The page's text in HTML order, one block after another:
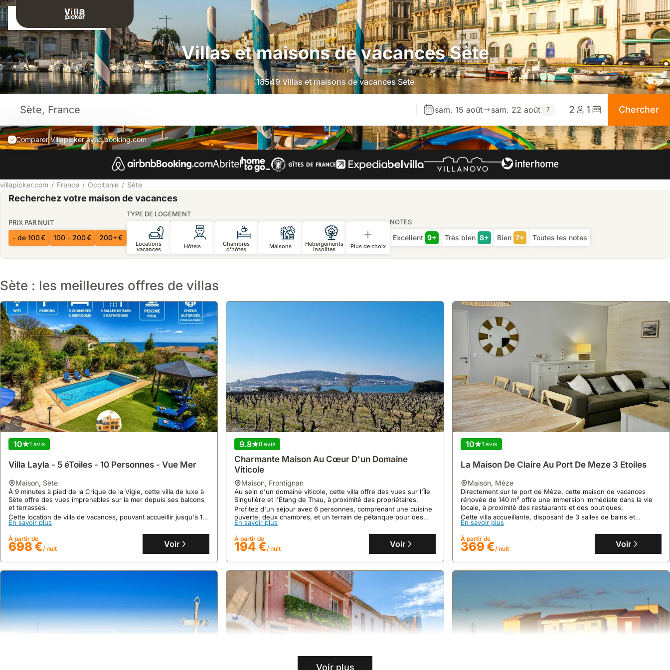
Connexion
Villas et maisons de vacances Sète
18549 Villas et maisons de vacances Sète
sam. 15 août sam. 22 août 7 2 1 Chercher
Comparer Villapicker avec booking.com
villapicker.com France Occitanie Sète
Recherchez votre maison de vacances
PRIX PAR NUIT
- de 100 € 100 - 200 € 200+ €
TYPE DE LOGEMENT
Locations
vacances Hôtels Chambres
d’hôtes Maisons Hébergements
insolites Plus de choix
NOTES
Excellent 9+ Très bien 8+ Bien 7+ Toutes les notes
Sète : les meilleures offres de villas
10 1 avis
Villa Layla - 5 éToiles - 10 Personnes - Vue Mer
maison, Sète
À 9 minutes à pied de la Crique de la Vigie, cette villa de luxe à
Sète offre des vues imprenables sur la mer depuis ses balcons
et terrasses.
Cette location de villa de vacances, pouvant accueillir jusqu'à 10
personnes, dispose d'une piscine privée, d'un service de
massage sur place et d'une connexion Wi-Fi gratuite.
En savoir plus
À partir de
698 €/ nuit Voir
9.8 8 avis
Charmante Maison Au Cœur D'un Domaine
Viticole
maison, Frontignan
Au sein d'un domaine viticole, cette villa offre des vues sur l'Île
Singulière et l'Étang de Thau, à proximité des propriétaires.
Profitez d'un séjour avec 6 personnes, comprenant une cuisine
ouverte, deux chambres, et un terrain de pétanque pour des
moments de détente.
En savoir plus
À partir de
194 €/ nuit Voir
10 1 avis
La Maison De Claire Au Port De Meze 3 Etoiles
maison, Mèze
Directement sur le port de Mèze, cette maison de vacances
rénovée de 140 m² offre une immersion immédiate dans la vie
locale, à proximité des restaurants et des boutiques.
Cette villa accueillante, disposant de 3 salles de bains et
pouvant accueillir 8 personnes, propose une cuisine bien
équipée ouvrant sur une terrasse couverte et un garage
spacieux pour deux véhicules.
En savoir plus
À partir de
369 €/ nuit Voir
Voir plus